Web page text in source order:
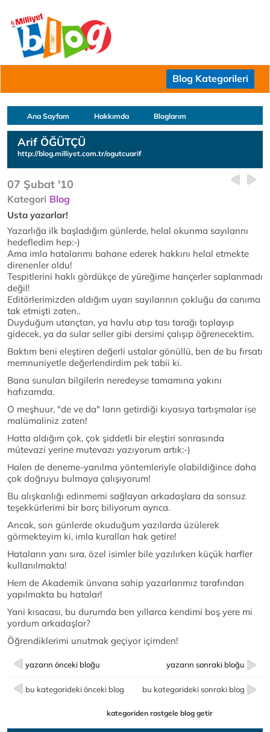
Blog Kategorileri
Ana Sayfam Hakkımda Bloglarım
Arif ÖĞÜTÇÜ
http://blog.milliyet.com.tr/ogutcuarif
07 Şubat '10
Kategori Blog
Usta yazarlar!
Yazarlığa ilk başladığım günlerde, helal okunma sayılarını
hedefledim hep:-)
Ama imla hatalarımı bahane ederek hakkını helal etmekte
direnenler oldu!
Tespitlerini haklı gördükçe de yüreğime hançerler saplanmadı
değil!
Editörlerimizden aldığım uyarı sayılarının çokluğu da canıma
tak etmişti zaten..
Duyduğum utançtan, ya havlu atıp tası tarağı toplayıp
gidecek, ya da sular seller gibi dersimi çalışıp öğrenecektim.
Baktım beni eleştiren değerli ustalar gönüllü, ben de bu fırsatı
memnuniyetle değerlendirdim pek tabii ki.
Bana sunulan bilgilerin neredeyse tamamına yakını
hafızamda.
O meşhuur, "de ve da" ların getirdiği kıyasıya tartışmalar ise
malümaliniz zaten!
Hatta aldığım çok, çok şiddetli bir eleştiri sonrasında
mütevazi yerine mutevazı yazıyorum artık:-)
Halen de deneme-yanılma yöntemleriyle olabildiğince daha
çok doğruyu bulmaya çalışıyorum!
Bu alışkanlığı edinmemi sağlayan arkadaşlara da sonsuz
teşekkürlerimi bir borç biliyorum ayrıca.
Ancak, son günlerde okuduğum yazılarda üzülerek
görmekteyim ki, imla kuralları hak getire!
Hataların yanı sıra, özel isimler bile yazılırken küçük harfler
kullanılmakta!
Hem de Akademik ünvana sahip yazarlarımız tarafından
yapılmakta bu hatalar!
Yani kısacası, bu durumda ben yıllarca kendimi boş yere mi
yordum arkadaşlar?
Öğrendiklerimi unutmak geçiyor içimden!
yazarın önceki bloğu yazarın sonraki bloğu
bu kategorideki önceki blog bu kategorideki sonraki blog
kategoriden rastgele blog getir